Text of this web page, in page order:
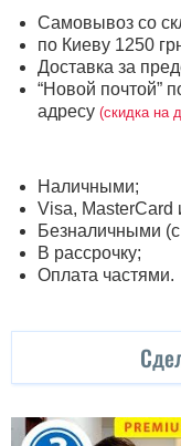
Самовывоз со
по Киеву 1250
Доставка за
“Новой почтой”
адресу (скидка на
Наличными;
Visa, MasterСard
Безналичными
В рассрочку;
Оплата частями.